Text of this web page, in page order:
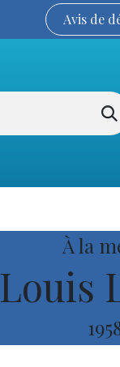
Avis de
À la
Louis